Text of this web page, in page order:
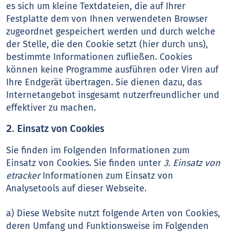
es sich um kleine Textdateien, die auf Ihrer
Festplatte dem von Ihnen verwendeten Browser
zugeordnet gespeichert werden und durch welche
der Stelle, die den Cookie setzt (hier durch uns),
bestimmte Informationen zufließen. Cookies
können keine Programme ausführen oder Viren auf
Ihre Endgerät übertragen. Sie dienen dazu, das
Internetangebot insgesamt nutzerfreundlicher und
effektiver zu machen.
2. Einsatz von Cookies
Sie finden im Folgenden Informationen zum
Einsatz von Cookies. Sie finden unter3. Einsatz von
etrackerInformationen zum Einsatz von
Analysetools auf dieser Webseite.
a) Diese Website nutzt folgende Arten von Cookies,
deren Umfang und Funktionsweise im Folgenden